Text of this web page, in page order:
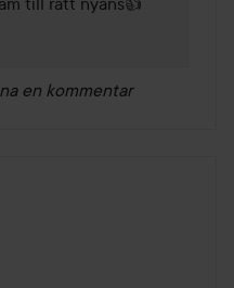
en kommentar
år